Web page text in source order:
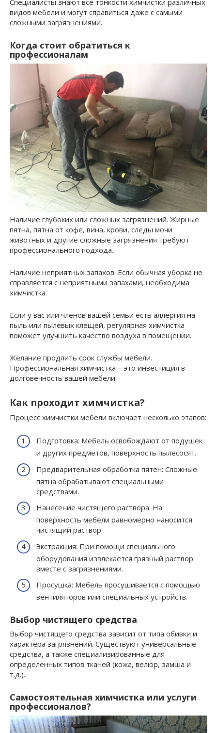
видов мебели и могут справиться даже с самыми
сложными загрязнениями.
Когда стоит обратиться к
профессионалам
Наличие глубоких или сложных загрязнений. Жирные
пятна, пятна от кофе, вина, крови, следы мочи
животных и другие сложные загрязнения требуют
профессионального подхода.
Наличие неприятных запахов. Если обычная уборка не
справляется с неприятными запахами, необходима
химчистка.
Если у вас или членов вашей семьи есть аллергия на
пыль или пылевых клещей, регулярная химчистка
поможет улучшить качество воздуха в помещении.
Желание продлить срок службы мебели.
Профессиональная химчистка – это инвестиция в
долговечность вашей мебели.
Как проходит химчистка?
Процесс химчистки мебели включает несколько этапов:
Подготовка: Мебель освобождают от подушек
и других предметов, поверхность пылесосят.
Предварительная обработка пятен: Сложные
пятна обрабатывают специальными
средствами.
Нанесение чистящего раствора: На
поверхность мебели равномерно наносится
чистящий раствор.
Экстракция: При помощи специального
оборудования извлекается грязный раствор
вместе с загрязнениями.
Просушка: Мебель просушивается с помощью
вентиляторов или специальных устройств.
Выбор чистящего средства
Выбор чистящего средства зависит от типа обивки и
характера загрязнений. Существуют универсальные
средства, а также специализированные для
определенных типов тканей (кожа, велюр, замша и
т.д.).
Самостоятельная химчистка или услуги
профессионалов?